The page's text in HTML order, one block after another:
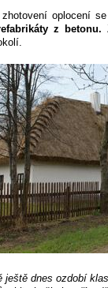
oplocení
z betonu.
ještě dnes ozdobí